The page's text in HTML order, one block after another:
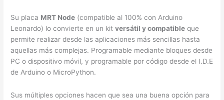
Su placa MRT Node (compatible al 100% con Arduino
Leonardo) lo convierte en un kitversátil y compatible que
permite realizar desde las aplicaciones más sencillas hasta
aquellas más complejas. Programable mediante bloques desde
PC o dispositivo móvil, y programable por código desde el I.D.E
de Arduino o MicroPython.
Sus múltiples opciones hacen que sea una buena opción para